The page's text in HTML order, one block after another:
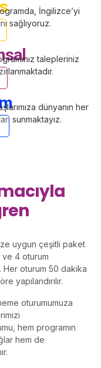
İngilizce’yi
sağlıyoruz.
talepleriniz
dünyanın her
sunmaktayız.
uygun çeşitli paket
ve 4 oturum
oturum 50 dakika
yapılandırılır.
oturumumuza
hem programın
hem de